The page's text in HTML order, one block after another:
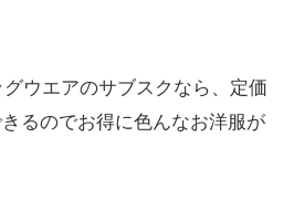
ウエアのサブスクなら、定価
るのでお得に色んなお洋服が